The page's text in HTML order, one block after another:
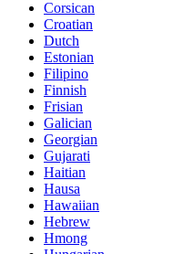
Corsican
Croatian
Dutch
Estonian
Filipino
Finnish
Frisian
Galician
Georgian
Gujarati
Haitian
Hausa
Hawaiian
Hebrew
Hmong